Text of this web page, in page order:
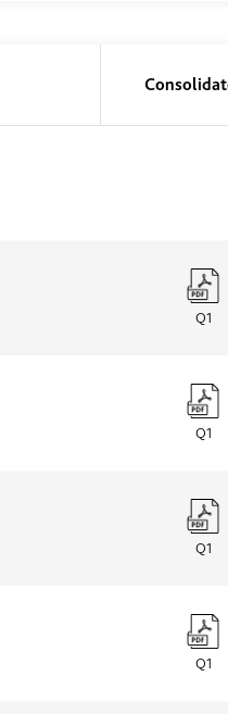
Q1
Q1
Q1
Q1